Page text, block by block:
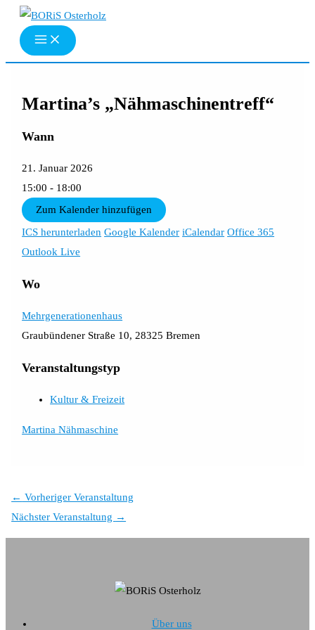
Zum
Inhalt
springen
Martina’s „Nähmaschinentreff“
Wann
21. Januar 2026
15:00 - 18:00
Zum Kalender hinzufügen
ICS herunterladen Google Kalender iCalendar Office 365
Outlook Live
Wo
Mehrgenerationenhaus
Graubündener Straße 10, 28325 Bremen
Veranstaltungstyp
Kultur & Freizeit
Martina Nähmaschine
← Vorheriger Veranstaltung
Nächster Veranstaltung →
Über uns